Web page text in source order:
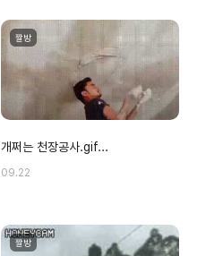
짤방
개쩌는 천장공사.gif...
09.22
짤방